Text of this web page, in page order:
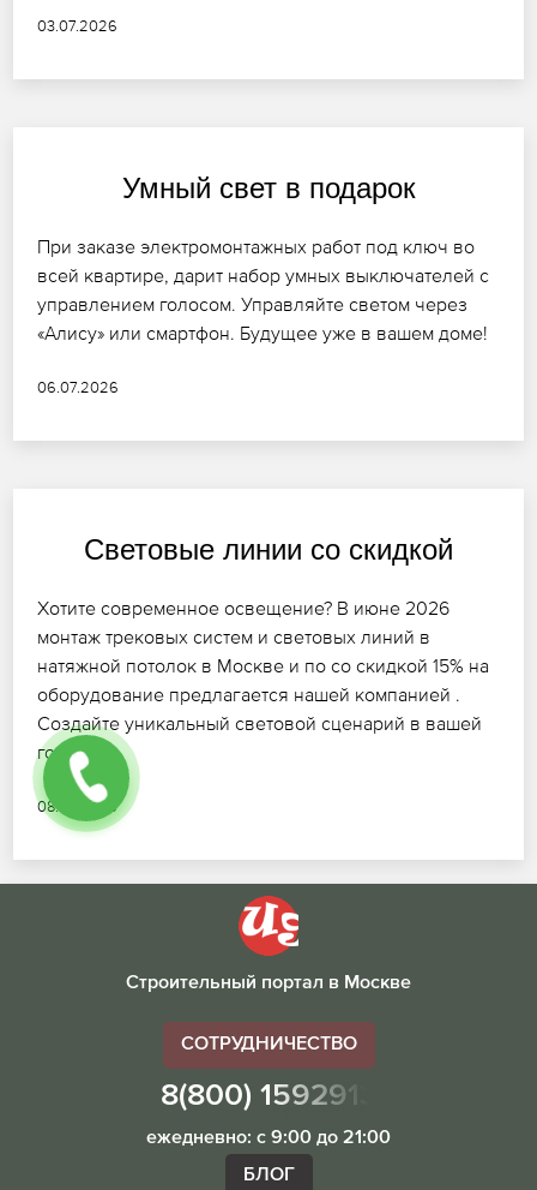
03.07.2026
Умный свет в подарок
При заказе электромонтажных работ под ключ во
всей квартире, дарит набор умных выключателей с
управлением голосом. Управляйте светом через
«Алису» или смартфон. Будущее уже в вашем доме!
06.07.2026
Световые линии со скидкой
Хотите современное освещение? В июне 2026
монтаж трековых систем и световых линий в
натяжной потолок в Москве и по со скидкой 15% на
оборудование предлагается нашей компанией .
Создайте уникальный световой сценарий в вашей
гостиной.
08.07.2026
Строительный портал в Москве
СОТРУДНИЧЕСТВО
8(800) 1592913
ежедневно: с 9:00 до 21:00
БЛОГ